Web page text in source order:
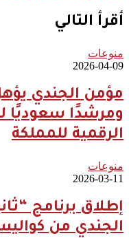
أقرأ التالي
منوعات
2026-04-09
ومرشدًا سعوديًا
الرقمية للمملكة
منوعات
2026-03-11
إطلاق برنامج
الجندي من